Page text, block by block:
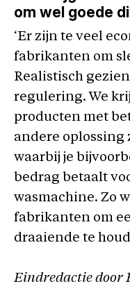
om wel goede
‘Er zijn te veel
fabrikanten om
Realistisch
regulering. We
producten met
andere oplossing
waarbij je
bedrag betaalt
wasmachine. Zo
fabrikanten om
draaiende te
Eindredactie door